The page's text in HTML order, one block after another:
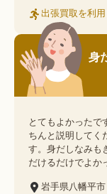
出張買取を利
身
とてもよかったで
ちんと説明してく
す。身だしなみも
だけるだけでよか
岩手県八幡平市